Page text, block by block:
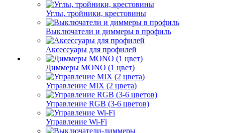
Углы, тройники, крестовины
Выключатели и диммеры в профиль
Аксессуары для профилей
Диммеры MONO (1 цвет)
Управление MIX (2 цвета)
Управление RGB (3-6 цветов)
Управление Wi-Fi